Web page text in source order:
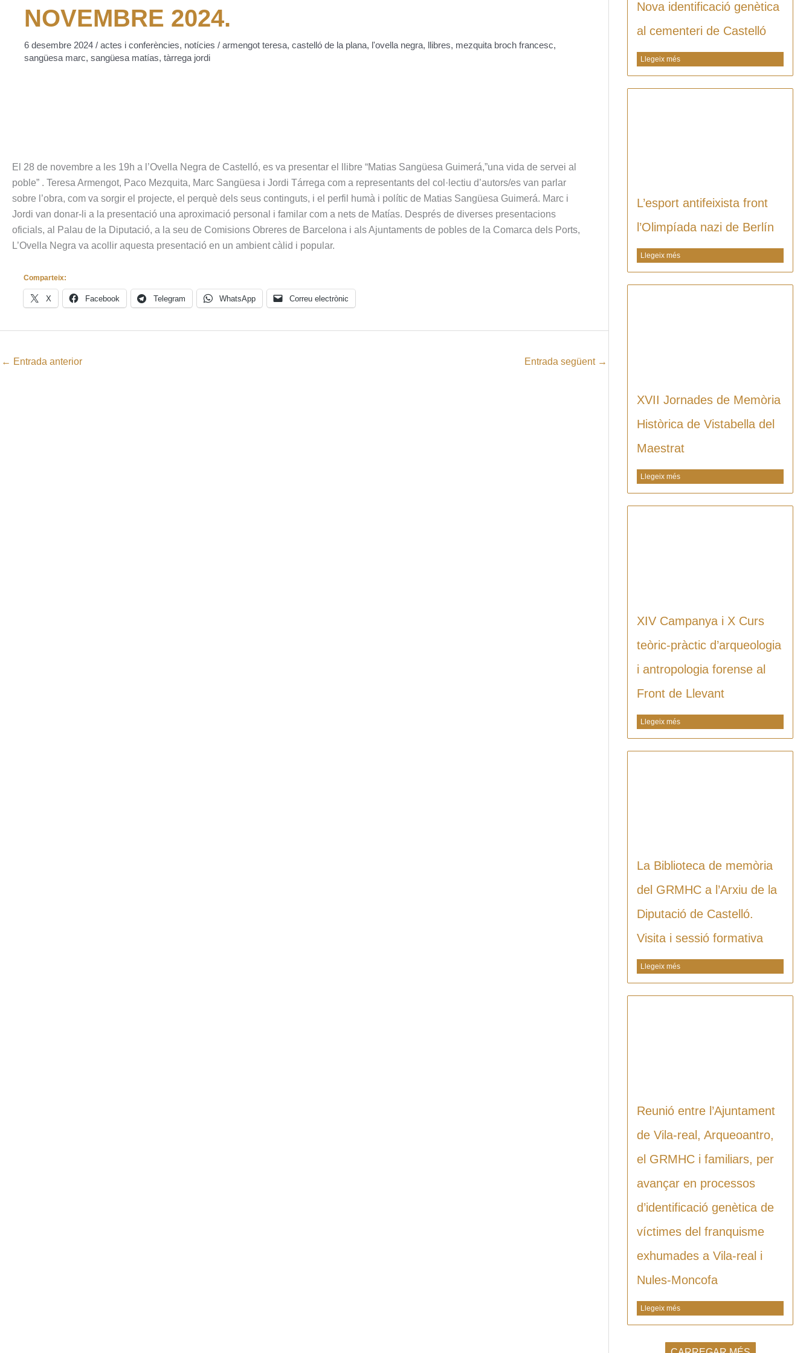
NOVEMBRE 2024.
6 desembre 2024 / actes i conferències, notícies / armengot teresa, castelló de la plana, l'ovella negra, llibres, mezquita broch francesc,
sangüesa marc, sangüesa matías, tàrrega jordi
El 28 de novembre a les 19h a l’Ovella Negra de Castelló, es va presentar el llibre “Matias Sangüesa Guimerá,”una vida de servei al
poble” . Teresa Armengot, Paco Mezquita, Marc Sangüesa i Jordi Tárrega com a representants del col·lectiu d’autors/es van parlar
sobre l’obra, com va sorgir el projecte, el perquè dels seus continguts, i el perfil humà i polític de Matias Sangüesa Guimerá. Marc i
Jordi van donar-li a la presentació una aproximació personal i familar com a nets de Matías. Després de diverses presentacions
oficials, al Palau de la Diputació, a la seu de Comisions Obreres de Barcelona i als Ajuntaments de pobles de la Comarca dels Ports,
L’Ovella Negra va acollir aquesta presentació en un ambient càlid i popular.
Comparteix:
X Facebook Telegram WhatsApp Correu electrònic
← Entrada anterior Entrada següent →
Nova identificació genètica
al cementeri de Castelló
Llegeix més
L’esport antifeixista front
l’Olimpíada nazi de Berlín
Llegeix més
XVII Jornades de Memòria
Històrica de Vistabella del
Maestrat
Llegeix més
XIV Campanya i X Curs
teòric-pràctic d’arqueologia
i antropologia forense al
Front de Llevant
Llegeix més
La Biblioteca de memòria
del GRMHC a l’Arxiu de la
Diputació de Castelló.
Visita i sessió formativa
Llegeix més
Reunió entre l’Ajuntament
de Vila-real, Arqueoantro,
el GRMHC i familiars, per
avançar en processos
d’identificació genètica de
víctimes del franquisme
exhumades a Vila-real i
Nules-Moncofa
Llegeix més